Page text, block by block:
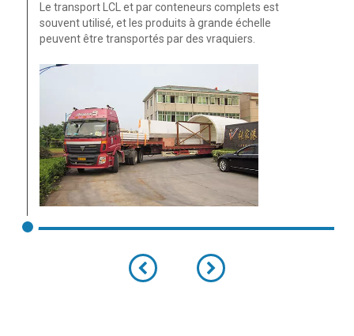
Le transport LCL et par conteneurs complets est
souvent utilisé, et les produits à grande échelle
peuvent être transportés par des vraquiers.